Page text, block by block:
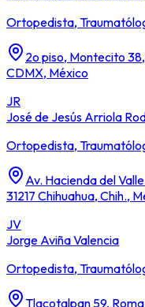
Ortopedista,
2o piso, Montecito
CDMX, México
JR
José de Jesús Arriola
Ortopedista,
Av. Hacienda del
31217 Chihuahua, Chih.,
JV
Jorge Aviña Valencia
Ortopedista,
Tlacotalpan 59,